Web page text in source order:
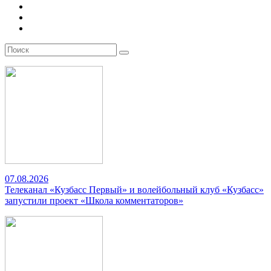
07.08.2026
Телеканал «Кузбасс Первый» и волейбольный клуб «Кузбасс»
запустили проект «Школа комментаторов»